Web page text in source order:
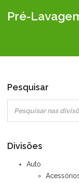
Pré-
Pesquisar
Divisões
Auto